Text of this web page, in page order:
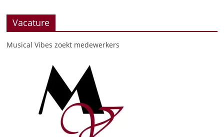
Vacature
Musical Vibes zoekt medewerkers